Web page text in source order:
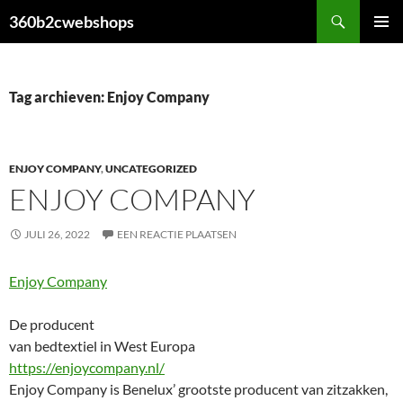
naar
360b2cwebshops
Tag archieven: Enjoy Company
ENJOY COMPANY,UNCATEGORIZED
ENJOY COMPANY
JULI 26, 2022 EEN REACTIE PLAATSEN
Enjoy Company
De producent
van bedtextiel in West Europa
https://enjoycompany.nl/
Enjoy Company is Benelux’ grootste producent van zitzakken,